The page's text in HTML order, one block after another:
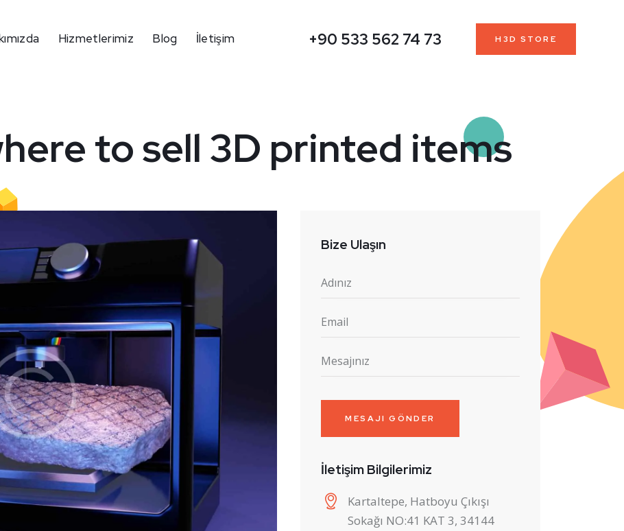
Hizmetlerimiz Blog İletişim +90 533 562 74 73 H3D STORE
to sell 3D printed items
Bize Ulaşın
İletişim Bilgilerimiz
Kartaltepe, Hatboyu Çıkışı
Sokağı NO:41 KAT 3, 34144